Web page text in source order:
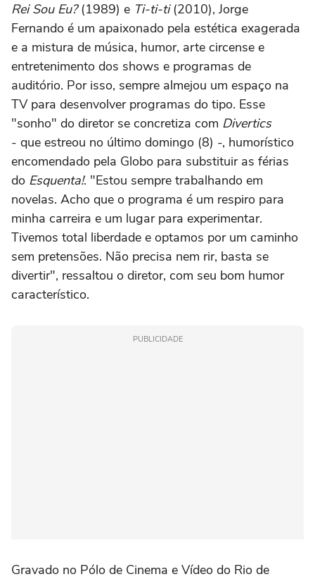
Rei Sou Eu?(1989) e Ti-ti-ti(2010), Jorge
Fernando é um apaixonado pela estética exagerada
e a mistura de música, humor, arte circense e
entretenimento dos shows e programas de
auditório. Por isso, sempre almejou um espaço na
TV para desenvolver programas do tipo. Esse
"sonho" do diretor se concretiza com Divertics
- que estreou no último domingo (8) -, humorístico
encomendado pela Globo para substituir as férias
do Esquenta!. "Estou sempre trabalhando em
novelas. Acho que o programa é um respiro para
minha carreira e um lugar para experimentar.
Tivemos total liberdade e optamos por um caminho
sem pretensões. Não precisa nem rir, basta se
divertir", ressaltou o diretor, com seu bom humor
característico.
PUBLICIDADE
Gravado no Pólo de Cinema e Vídeo do Rio de